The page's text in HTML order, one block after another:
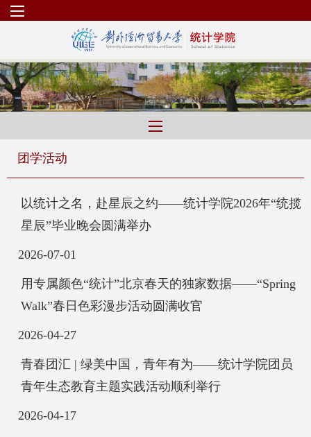
团学活动
以统计之名，赴星辰之约——统计学院2026年“统揽
星辰”毕业晚会圆满举办
2026-07-01
用专属颜色“统计”北京春天的独家数据——“Spring
Walk”春日色彩漫步活动圆满收官
2026-04-27
青春团汇 | 绿美中国，青年有为——统计学院团员
青年生态教育主题实践活动顺利举行
2026-04-17